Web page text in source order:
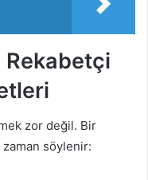
Rekabetçi
zor değil. Bir
söylenir: